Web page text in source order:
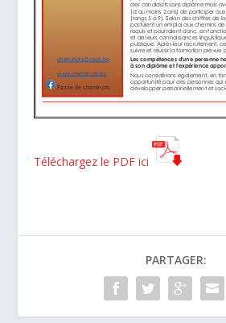
Téléchargez le PDF ici
PARTAGER: